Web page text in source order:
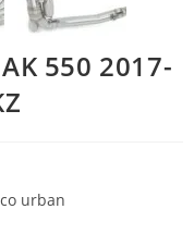
550 2017-
urban